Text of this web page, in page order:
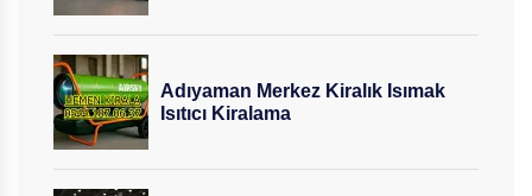
Adıyaman Merkez Kiralık Isımak
Isıtıcı Kiralama